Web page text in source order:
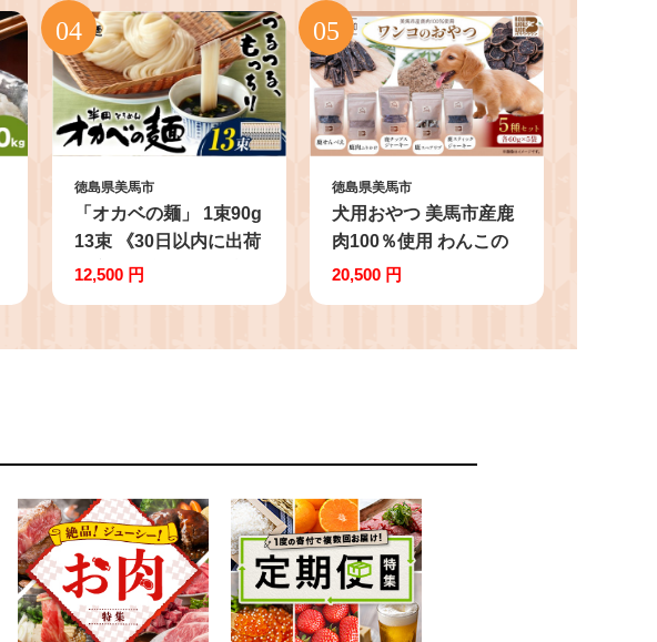
徳島県美馬市
「オカベの麺」 1束90g
13束 《30日以内に出荷
予定(土日祝除く)》素麺
徳島県 美馬市
12,500 円
徳島県美馬市
犬用おやつ 美馬市産鹿
肉100％使用 わんこの
おやつ 5種セット 各
祝除く)》｜ 犬用おやつ
ット用品 ペットフード
産 手作り 徳島県 美馬
市 st-p
20,500 円